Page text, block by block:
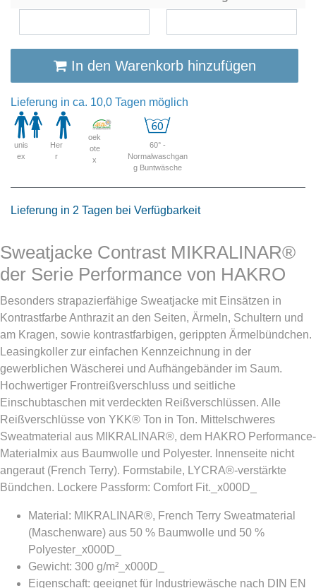
In den Warenkorb hinzufügen
Lieferung in ca. 10,0 Tagen möglich
unis
ex
Her
r
oek
ote
x
60° -
Normalwaschgan
g Buntwäsche
Lieferung in 2 Tagen bei Verfügbarkeit
Sweatjacke Contrast MIKRALINAR®
der Serie Performance von HAKRO
Besonders strapazierfähige Sweatjacke mit Einsätzen in
Kontrastfarbe Anthrazit an den Seiten, Ärmeln, Schultern und
am Kragen, sowie kontrastfarbigen, gerippten Ärmelbündchen.
Leasingkoller zur einfachen Kennzeichnung in der
gewerblichen Wäscherei und Aufhängebänder im Saum.
Hochwertiger Frontreißverschluss und seitliche
Einschubtaschen mit verdeckten Reißverschlüssen. Alle
Reißverschlüsse von YKK® Ton in Ton. Mittelschweres
Sweatmaterial aus MIKRALINAR®, dem HAKRO Performance-
Materialmix aus Baumwolle und Polyester. Innenseite nicht
angeraut (French Terry). Formstabile, LYCRA®-verstärkte
Bündchen. Lockere Passform: Comfort Fit._x000D_
Material: MIKRALINAR®, French Terry Sweatmaterial
(Maschenware) aus 50 % Baumwolle und 50 %
Polyester_x000D_
Gewicht: 300 g/m²_x000D_
Eigenschaft: geeignet für Industriewäsche nach DIN EN